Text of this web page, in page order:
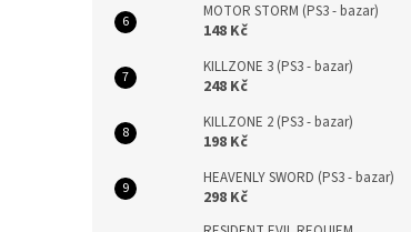
MOTOR STORM (PS3 - bazar)
148 Kč
KILLZONE 3 (PS3 - bazar)
248 Kč
KILLZONE 2 (PS3 - bazar)
198 Kč
HEAVENLY SWORD (PS3 - bazar)
298 Kč